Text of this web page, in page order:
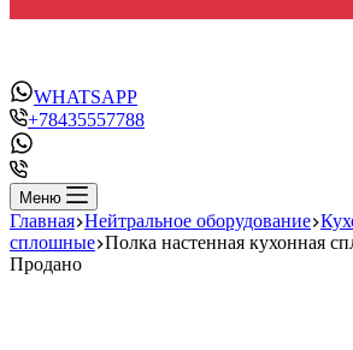
WHATSAPP
+78435557788
Меню
Главная Нейтральное оборудование
сплошные Полка настенная кухонная
Продано